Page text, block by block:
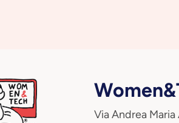
Via Andrea Maria